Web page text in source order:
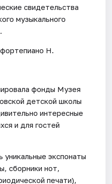
свидетельства
музыкального
Н.
фонды Музея
детской школы
интересные
и для гостей
уникальные экспонаты
сборники нот,
печати),